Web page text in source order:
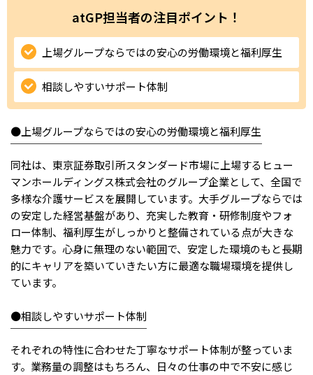
atGP担当者の注目ポイント！
上場グループならではの安心の労働環境と福利厚生
相談しやすいサポート体制
●上場グループならではの安心の労働環境と福利厚生
￣￣￣￣￣￣￣￣￣￣￣￣￣￣￣￣￣￣￣￣￣￣￣￣
同社は、東京証券取引所スタンダード市場に上場するヒュー
マンホールディングス株式会社のグループ企業として、全国で
多様な介護サービスを展開しています。大手グループならでは
の安定した経営基盤があり、充実した教育・研修制度やフォ
ロー体制、福利厚生がしっかりと整備されている点が大きな
魅力です。心身に無理のない範囲で、安定した環境のもと長期
的にキャリアを築いていきたい方に最適な職場環境を提供し
ています。
●相談しやすいサポート体制
￣￣￣￣￣￣￣￣￣￣￣￣￣
それぞれの特性に合わせた丁寧なサポート体制が整っていま
す。業務量の調整はもちろん、日々の仕事の中で不安に感じ
就労移行支援サービス
障害別専門支援の就労移行支援サービス
IT・Web制作スキルを身につける就労移行支援サービス
ソーシャルファームサービス
しいたけ生産で実現する
新しい障害者雇用支援サービス
ご利用ガイド
法人向けページ
メニューを閉じる